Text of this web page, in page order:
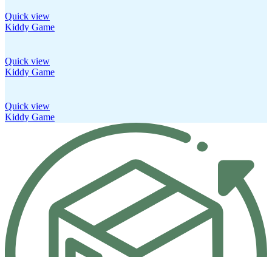
Quick view
Kiddy Game
Quick view
Kiddy Game
Quick view
Kiddy Game